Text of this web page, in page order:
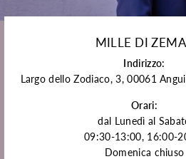
MILLE DI
Indirizzo:
Largo dello Zodiaco, 3, 00061
Orari:
dal Lunedì al
09:30-13:00, 16:00-
Domenica chiuso